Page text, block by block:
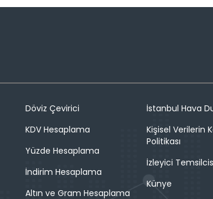
Döviz Çevirici
KDV Hesaplama
Yüzde Hesaplama
İndirim Hesaplama
Altın ve Gram Hesaplama
İstanbul Hava
Kişisel Verilerin
Politikası
İzleyici
Künye